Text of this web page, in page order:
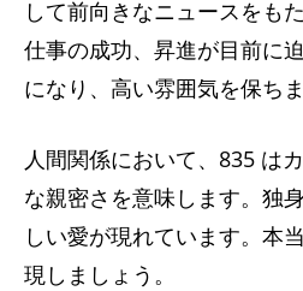
して前向きなニュースをも
仕事の成功、昇進が目前に
になり、高い雰囲気を保ちま
人間関係において、835 は
な親密さを意味します。独
しい愛が現れています。本
現しましょう。